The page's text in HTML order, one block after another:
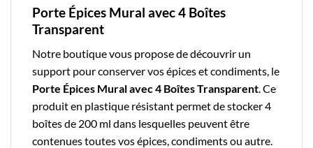
Porte Épices Mural avec 4 Boîtes
Transparent
Notre boutiquevous propose de découvrir un
support pour conserver vos épices et condiments, le
Porte Épices Mural avec 4 Boîtes Transparent . Ce
produit en plastique résistant permet de stocker 4
boîtes de 200 ml dans lesquelles peuvent être
contenues toutes vos épices, condiments ou autre.